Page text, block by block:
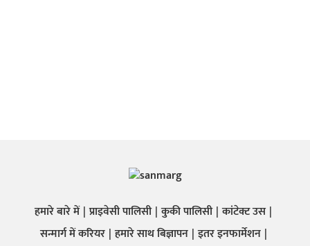
हमारे बारे में प्राइवेसी पालिसी कुकी पालिसी कांटेक्ट उस
सन्मार्ग में करियर हमारे साथ बिज्ञापन इतर इनफार्मेशन